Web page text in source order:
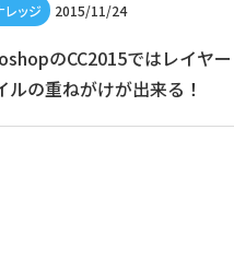
2015/11/24
のCC2015ではレイヤー
ルの重ねがけが出来る！